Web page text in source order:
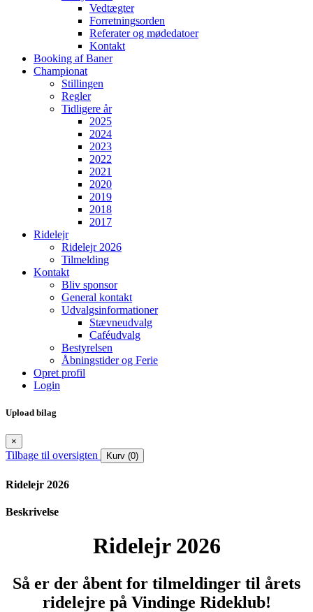
Vedtægter
Forretningsorden
Referater og mødedatoer
Kontakt
Booking af Baner
Championat
Stillingen
Regler
Tidligere år
2025
2024
2023
2022
2021
2020
2019
2018
2017
Ridelejr
Ridelejr 2026
Tilmelding
Kontakt
Bliv sponsor
General kontakt
Udvalgsinformationer
Stævneudvalg
Caféudvalg
Bestyrelsen
Åbningstider og Ferie
Opret profil
Login
Upload bilag
×
Tilbage til oversigten Kurv (0)
Ridelejr 2026
Beskrivelse
Ridelejr 2026
Så er der åbent for tilmeldinger til årets
ridelejre på Vindinge Rideklub!